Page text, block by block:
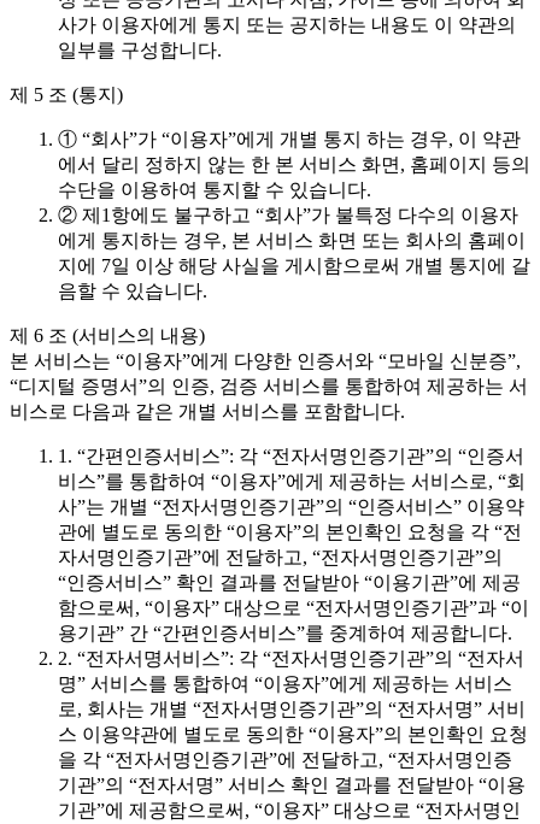
사가 이용자에게 통지 또는 공지하는 내용도 이 약관의
일부를 구성합니다.
제 5 조 (통지)
① “회사”가 “이용자”에게 개별 통지 하는 경우, 이 약관
에서 달리 정하지 않는 한 본 서비스 화면, 홈페이지 등의
수단을 이용하여 통지할 수 있습니다.
② 제1항에도 불구하고 “회사”가 불특정 다수의 이용자
에게 통지하는 경우, 본 서비스 화면 또는 회사의 홈페이
지에 7일 이상 해당 사실을 게시함으로써 개별 통지에 갈
음할 수 있습니다.
제 6 조 (서비스의 내용)
본 서비스는 “이용자”에게 다양한 인증서와 “모바일 신분증”,
“디지털 증명서”의 인증, 검증 서비스를 통합하여 제공하는 서
비스로 다음과 같은 개별 서비스를 포함합니다.
1. “간편인증서비스”: 각 “전자서명인증기관”의 “인증서
비스”를 통합하여 “이용자”에게 제공하는 서비스로, “회
사”는 개별 “전자서명인증기관”의 “인증서비스” 이용약
관에 별도로 동의한 “이용자”의 본인확인 요청을 각 “전
자서명인증기관”에 전달하고, “전자서명인증기관”의
“인증서비스” 확인 결과를 전달받아 “이용기관”에 제공
함으로써, “이용자” 대상으로 “전자서명인증기관”과 “이
용기관” 간 “간편인증서비스”를 중계하여 제공합니다.
2. “전자서명서비스”: 각 “전자서명인증기관”의 “전자서
명” 서비스를 통합하여 “이용자”에게 제공하는 서비스
로, 회사는 개별 “전자서명인증기관”의 “전자서명” 서비
스 이용약관에 별도로 동의한 “이용자”의 본인확인 요청
을 각 “전자서명인증기관”에 전달하고, “전자서명인증
기관”의 “전자서명” 서비스 확인 결과를 전달받아 “이용
기관”에 제공함으로써, “이용자” 대상으로 “전자서명인